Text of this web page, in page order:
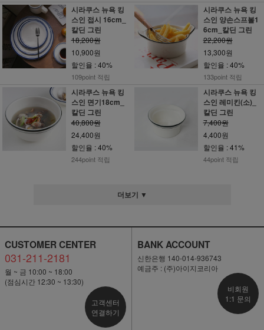
시라쿠스 뉴욕 킹
스인 접시 16cm_
칼딘 그린
18,200원
10,900원
할인율 : 40%
109point 적립
시라쿠스 뉴욕 킹
스인 양손스프볼1
6cm_칼딘 그린
22,200원
13,300원
할인율 : 40%
133point 적립
시라쿠스 뉴욕 킹
스인 면기18cm_
칼딘 그린
40,800원
24,400원
할인율 : 40%
244point 적립
시라쿠스 뉴욕 킹
스인 레미킨(소)_
칼딘 그린
7,400원
4,400원
할인율 : 41%
44point 적립
더보기 ▼
CUSTOMER CENTER
031-211-2181
월 ~ 금 10:00 ~ 18:00
(점심시간 12:30 ~ 13:30)
고객센터
연결하기
BANK ACCOUNT
신한은행 140-014-936743
예금주 : (주)아이지코리아
비회원
1:1 문의